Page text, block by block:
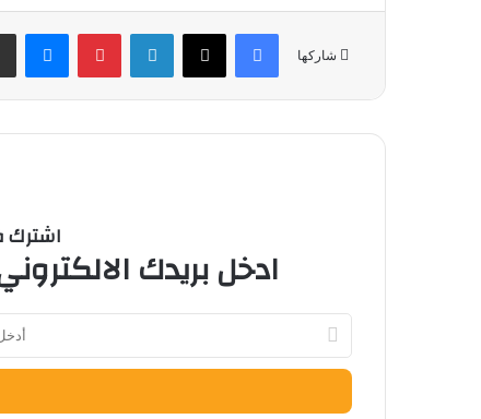
شاركها
فيسبوك ‫X لينكدإن بينتيريست
اشترك
ادخل بريدك
بريدك
الإلكتروني